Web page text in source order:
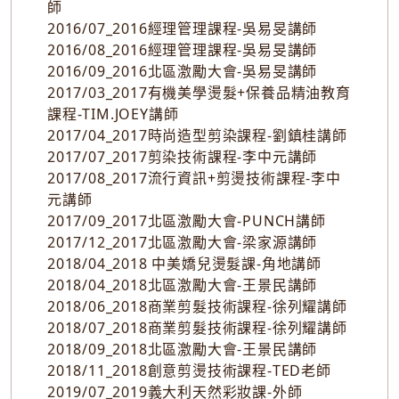
師
2016/07_2016經理管理課程-吳易旻講師
2016/08_2016經理管理課程-吳易旻講師
2016/09_2016北區激勵大會-吳易旻講師
2017/03_2017有機美學燙髮+保養品精油教育
課程-TIM.JOEY講師
2017/04_2017時尚造型剪染課程-劉鎮桂講師
2017/07_2017剪染技術課程-李中元講師
2017/08_2017流行資訊+剪燙技術課程-李中
元講師
2017/09_2017北區激勵大會-PUNCH講師
2017/12_2017北區激勵大會-梁家源講師
2018/04_2018 中美嬌兒燙髮課-角地講師
2018/04_2018北區激勵大會-王景民講師
2018/06_2018商業剪髮技術課程-徐列耀講師
2018/07_2018商業剪髮技術課程-徐列耀講師
2018/09_2018北區激勵大會-王景民講師
2018/11_2018創意剪燙技術課程-TED老師
2019/07_2019義大利天然彩妝課-外師